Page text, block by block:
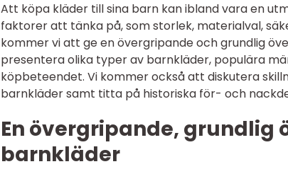
Att köpa kläder till sina barn kan ibland vara en
faktorer att tänka på, som storlek, materialval,
kommer vi att ge en övergripande och grundlig
presentera olika typer av barnkläder, populära
köpbeteendet. Vi kommer också att diskutera
barnkläder samt titta på historiska för- och
En övergripande, grundlig
barnkläder